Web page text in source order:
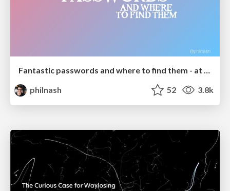
Fantastic passwords and where to find them - at NoRuKo
philnash
52 3.8k